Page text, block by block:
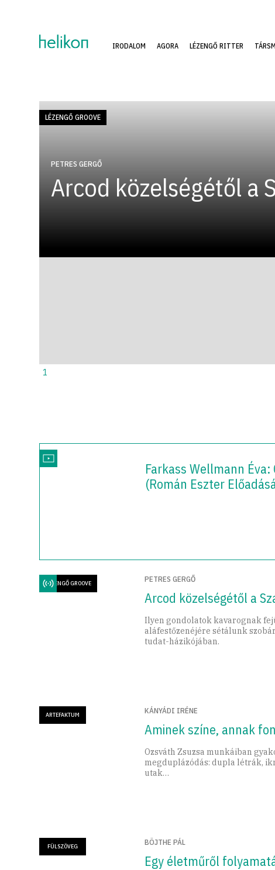
IRODALOM AGORA LÉZENGŐ RITTER
PETRES GERGŐ
Arcod közelségétől a
LÉZENGŐ GROOVE
1
Farkass Wellmann
(Román Eszter
LÉZENGŐ GROOVE PETRES GERGŐ
Arcod közelségétől a
Ilyen gondolatok kavarognak
aláfestőzenéjére sétálunk
tudat-házikójában.
ARTEFAKTUM KÁNYÁDI IRÉNE
Aminek színe, annak
Ozsváth Zsuzsa munkáiban
megduplázódás: dupla létrák,
utak…
FÜLSZÖVEG BÖJTHE PÁL
Egy életműről